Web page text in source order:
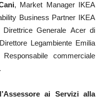
, Market Manager IKEA
Business Partner IKEA
Direttrice Generale Acer di
Legambiente Emilia
commerciale
.
l’Assessore ai Servizi alla